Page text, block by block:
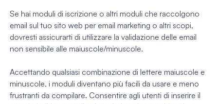
Se hai moduli di iscrizione o altri moduli che raccolgono
email sul tuo sito web per email marketing o altri scopi,
dovresti assicurarti di utilizzare la validazione delle email
non sensibile alle maiuscole/minuscole.
Accettando qualsiasi combinazione di lettere maiuscole e
minuscole, i moduli diventano più facili da usare e meno
frustranti da compilare. Consentire agli utenti di inserire il